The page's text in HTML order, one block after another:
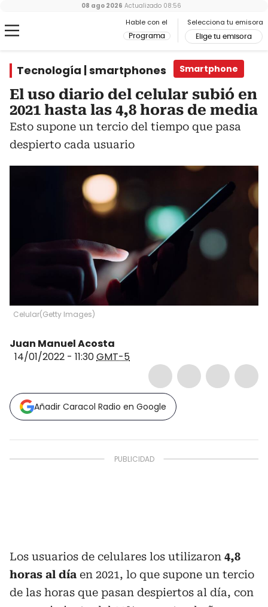
Hable con el
Programa
Selecciona tu emisora
Elige tu emisora
08 ago 2026 Actualizado 08:56
Tecnología | smartphones Smartphone
El uso diario del celular subió en
2021 hasta las 4,8 horas de media
Esto supone un tercio del tiempo que pasa
despierto cada usuario
Celular(Getty Images)
Juan Manuel Acosta
14/01/2022 - 11:30GMT-5
Añadir Caracol Radio en Google
Los usuarios de celulares los utilizaron 4,8
horas al día en 2021, lo que supone un tercio
de las horas que pasan despiertos al día, con